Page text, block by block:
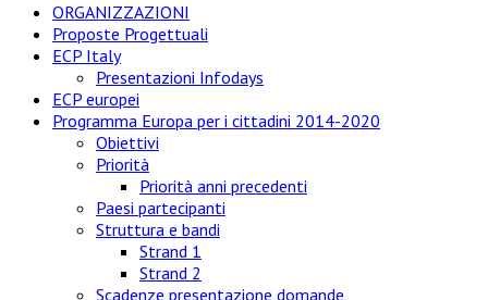
ORGANIZZAZIONI
Proposte Progettuali
ECP Italy
Presentazioni Infodays
ECP europei
Programma Europa per i cittadini 2014-2020
Obiettivi
Priorità
Priorità anni precedenti
Paesi partecipanti
Struttura e bandi
Strand 1
Strand 2
Scadenze presentazione domande